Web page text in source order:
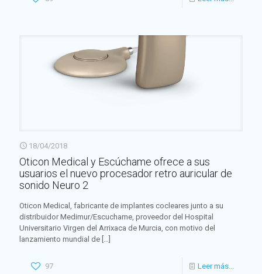
18/04/2018
Oticon Medical y Escúchame ofrece a sus
usuarios el nuevo procesador retro auricular de
sonido Neuro 2
Oticon Medical, fabricante de implantes cocleares junto a su
distribuidor Medimur/Escuchame, proveedor del Hospital
Universitario Virgen del Arrixaca de Murcia, con motivo del
lanzamiento mundial de
97 Leer más...